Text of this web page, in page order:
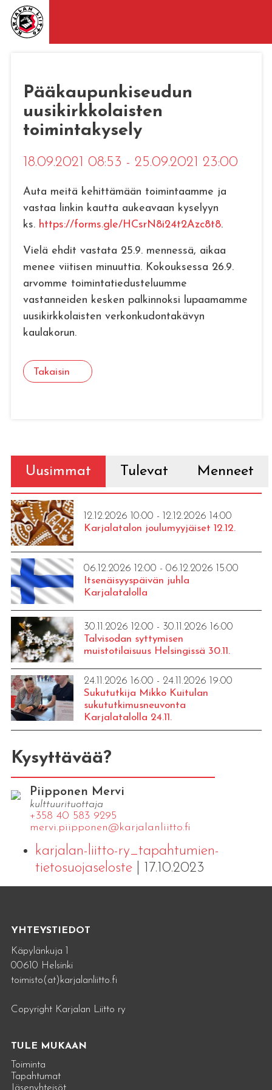
Pääkaupunkiseudun
uusikirkkolaisten
toimintakysely
18.09.2021 08:53 - 25.09.2021 23:00
Auta meitä kehittämään toimintaamme ja
vastaa linkin kautta aukeavaan kyselyyn
ks. https://forms.gle/HCsrN8i24t2Azc8t8.
Vielä ehdit vastata 25.9. mennessä, aikaa
menee viitisen minuuttia. Kokouksessa 26.9.
arvomme toimintatiedusteluumme
vastanneiden kesken palkinnoksi lupaamamme
uusikirkkolaisten verkonkudontakävyn
kaulakorun.
Takaisin
Uusimmat Tulevat Menneet
12.12.2026 10:00 - 12.12.2026 14:00
Karjalatalon joulumyyjäiset 12.12.
06.12.2026 12:00 - 06.12.2026 15:00
Itsenäisyyspäivän juhla
Karjalatalolla
30.11.2026 12:00 - 30.11.2026 16:00
Talvisodan syttymisen
muistotilaisuus Helsingissä 30.11.
24.11.2026 16:00 - 24.11.2026 19:00
Sukututkija Mikko Kuitulan
sukututkimusneuvonta
Karjalatalolla 24.11.
Kysyttävää?
Piipponen Mervi
kulttuurituottaja
+358 40 583 9295
mervi.​piipponen@​kar​jala​nlii​tto.​fi
karjalan-liitto-ry_tapahtumien-
tietosuojaseloste| 17.10.2023
YHTEYSTIEDOT
Käpylänkuja 1
00610 Helsinki
toimisto(at)karjalanliitto.fi
Copyright Karjalan Liitto ry
TULE MUKAAN
Toiminta
Tapahtumat